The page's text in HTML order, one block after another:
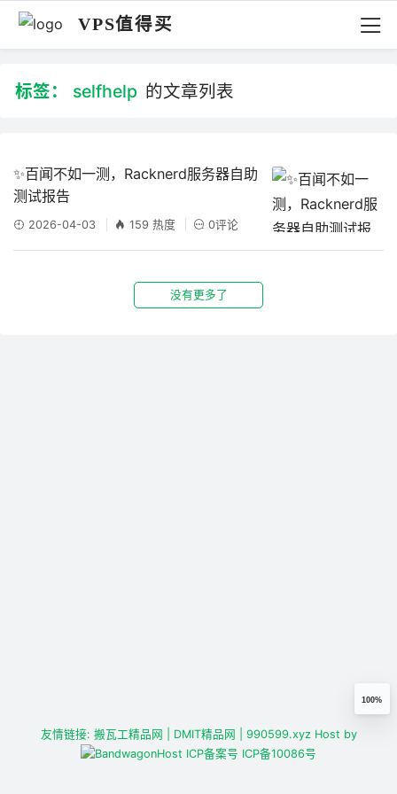
VPS值得买
标签： selfhelp 的文章列表
✨百闻不如一测，Racknerd服务器自助
测试报告
2026-04-03 159 热度 0评论
没有更多了
100%
友情链接: 搬瓦工精品网 | DMIT精品网 | 990599.xyzHost by
ICP备案号 ICP备10086号